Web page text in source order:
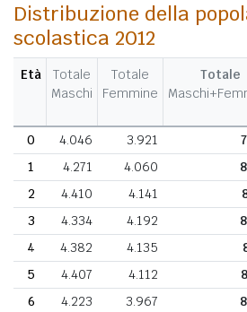
Distribuzione della
scolastica 2012
Età
Totale
Maschi
Totale
Femmine
Totale
0
4.046 3.921
1
4.271 4.060
2
4.410 4.141
3
4.334 4.192
4
4.382 4.135
5
4.407 4.112
6
4.223 3.967